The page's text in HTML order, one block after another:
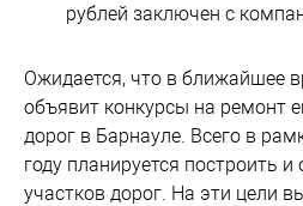
рублей заключен с
Ожидается, что в ближайшее
объявит конкурсы на ремонт
дорог в Барнауле. Всего в
году планируется построить
участков дорог. На эти цели